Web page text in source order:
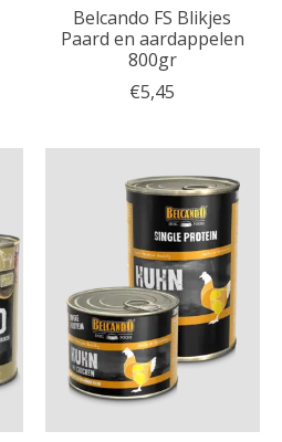
Belcando FS Blikjes
Paard en aardappelen
800gr
€5,45